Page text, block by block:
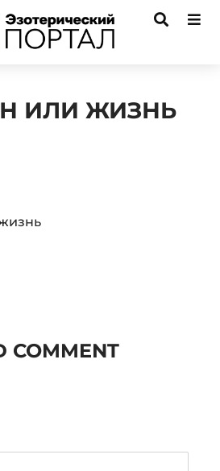
ИЛИ ЖИЗНЬ
COMMENT